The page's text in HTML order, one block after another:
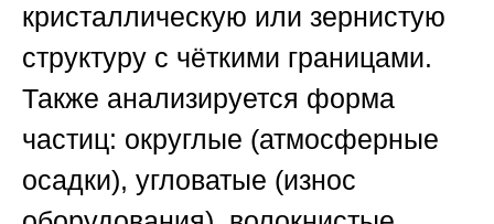
кристаллическую или зернистую
структуру с чёткими границами.
Также анализируется форма
частиц: округлые (атмосферные
осадки), угловатые (износ